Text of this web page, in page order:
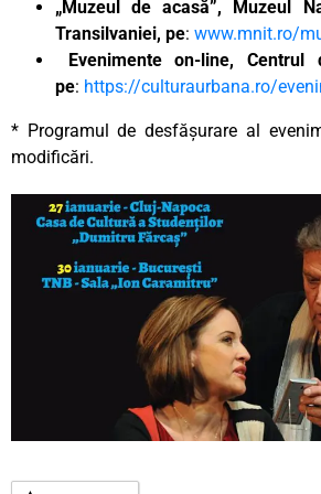
„Muzeul de acasă”, Muzeul
Transilvaniei, pe: www.mnit.ro/
Evenimente on-line, Centrul
pe: https://culturaurbana.ro/
* Programul de desfășurare al
modificări.